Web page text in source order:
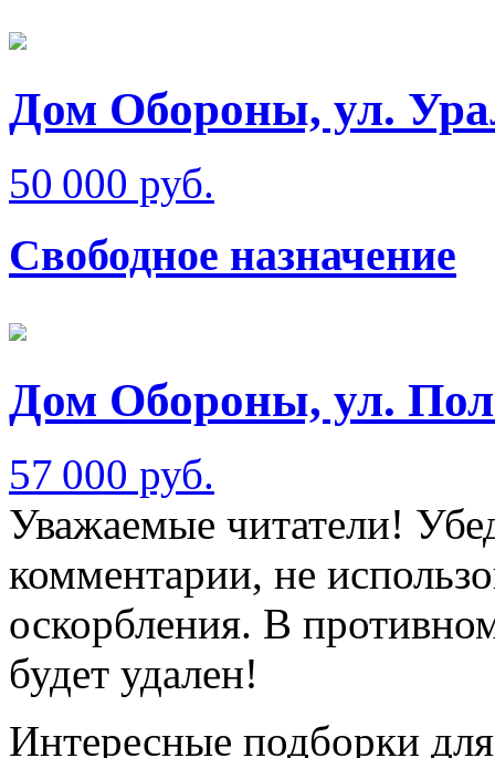
Дом Обороны, ул.
50 000 руб.
Свободное назначение
Дом Обороны, ул.
57 000 руб.
Уважаемые читатели!
комментарии, не
оскорбления. В
будет удален!
Интересные подборки